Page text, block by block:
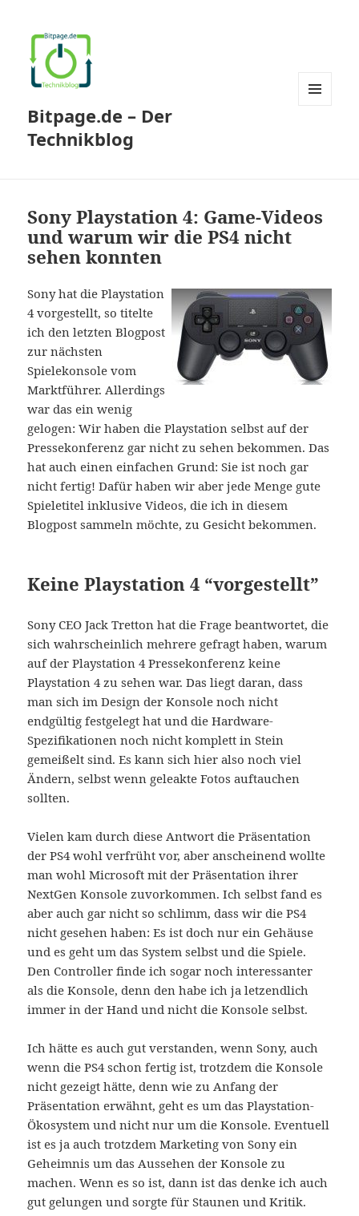
Bitpage.de – Der
Technikblog
Sony Playstation 4: Game-Videos
und warum wir die PS4 nicht
sehen konnten
Sony hat die Playstation
4 vorgestellt, so titelte
ich den letzten Blogpost
zur nächsten
Spielekonsole vom
Marktführer. Allerdings
war das ein wenig
gelogen: Wir haben die Playstation selbst auf der
Pressekonferenz gar nicht zu sehen bekommen. Das
hat auch einen einfachen Grund: Sie ist noch gar
nicht fertig! Dafür haben wir aber jede Menge gute
Spieletitel inklusive Videos, die ich in diesem
Blogpost sammeln möchte, zu Gesicht bekommen.
Keine Playstation 4 “vorgestellt”
Sony CEO Jack Tretton hat die Frage beantwortet, die
sich wahrscheinlich mehrere gefragt haben, warum
auf der Playstation 4 Pressekonferenz keine
Playstation 4 zu sehen war. Das liegt daran, dass
man sich im Design der Konsole noch nicht
endgültig festgelegt hat und die Hardware-
Spezifikationen noch nicht komplett in Stein
gemeißelt sind. Es kann sich hier also noch viel
Ändern, selbst wenn geleakte Fotos auftauchen
sollten.
Vielen kam durch diese Antwort die Präsentation
der PS4 wohl verfrüht vor, aber anscheinend wollte
man wohl Microsoft mit der Präsentation ihrer
NextGen Konsole zuvorkommen. Ich selbst fand es
aber auch gar nicht so schlimm, dass wir die PS4
nicht gesehen haben: Es ist doch nur ein Gehäuse
und es geht um das System selbst und die Spiele.
Den Controller finde ich sogar noch interessanter
als die Konsole, denn den habe ich ja letzendlich
immer in der Hand und nicht die Konsole selbst.
Ich hätte es auch gut verstanden, wenn Sony, auch
wenn die PS4 schon fertig ist, trotzdem die Konsole
nicht gezeigt hätte, denn wie zu Anfang der
Präsentation erwähnt, geht es um das Playstation-
Ökosystem und nicht nur um die Konsole. Eventuell
ist es ja auch trotzdem Marketing von Sony ein
Geheimnis um das Aussehen der Konsole zu
machen. Wenn es so ist, dann ist das denke ich auch
gut gelungen und sorgte für Staunen und Kritik.